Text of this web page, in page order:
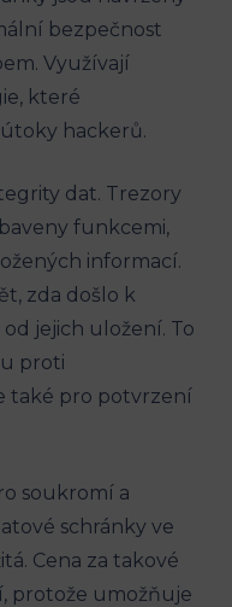
bezpečnost
Využívají
které
hackerů.
dat. Trezory
funkcemi,
informací.
zda došlo k
jejich uložení. To
proti
také pro potvrzení
soukromí a
schránky ve
Cena za takové
protože umožňuje